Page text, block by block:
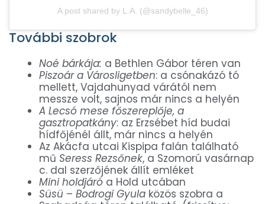
A post shared by L.A. (@sandybelle_46)
További szobrok
Noé bárkája: a Bethlen Gábor téren van
Piszoár a Városligetben: a csónakázó tó
mellett, Vajdahunyad várától nem
messze volt, sajnos már nincs a helyén
A Lecsó mese főszereplője, a
gasztropatkány: az Erzsébet híd budai
hídfőjénél állt, már nincs a helyén
Az Akácfa utcai Kispipa falán található
mű Seress Rezsőnek, a Szomorú vasárnap
c. dal szerzőjének állít emléket
Mini holdjáró a Hold utcában
Süsü – Bodrogi Gyula közös szobra a